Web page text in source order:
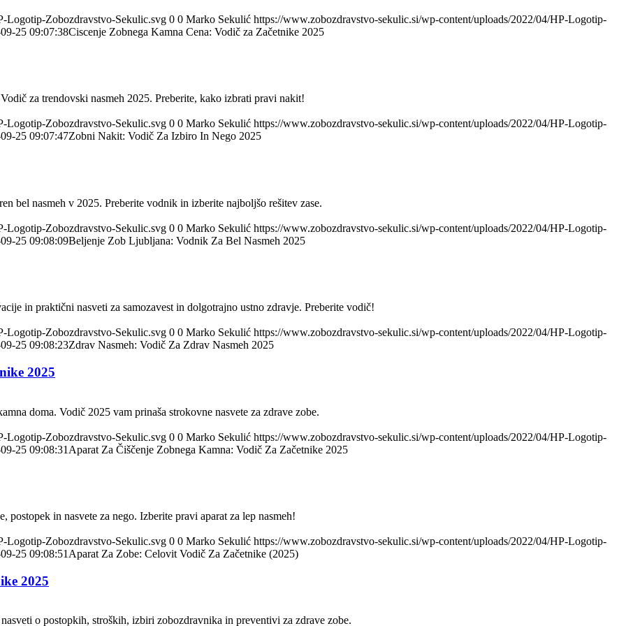
Logotip-Zobozdravstvo-Sekulic.svg 0 0 Marko Sekulić https://www.zobozdravstvo-sekulic.si/wp-content/uploads/2022/04/HP-Logotip-
25 09:07:38Ciscenje Zobnega Kamna Cena: Vodič za Začetnike 2025
za trendovski nasmeh 2025. Preberite, kako izbrati pravi nakit!
Logotip-Zobozdravstvo-Sekulic.svg 0 0 Marko Sekulić https://www.zobozdravstvo-sekulic.si/wp-content/uploads/2022/04/HP-Logotip-
25 09:07:47Zobni Nakit: Vodič Za Izbiro In Nego 2025
bel nasmeh v 2025. Preberite vodnik in izberite najboljšo rešitev zase.
Logotip-Zobozdravstvo-Sekulic.svg 0 0 Marko Sekulić https://www.zobozdravstvo-sekulic.si/wp-content/uploads/2022/04/HP-Logotip-
25 09:08:09Beljenje Zob Ljubljana: Vodnik Za Bel Nasmeh 2025
in praktični nasveti za samozavest in dolgotrajno ustno zdravje. Preberite vodič!
Logotip-Zobozdravstvo-Sekulic.svg 0 0 Marko Sekulić https://www.zobozdravstvo-sekulic.si/wp-content/uploads/2022/04/HP-Logotip-
25 09:08:23Zdrav Nasmeh: Vodič Za Zdrav Nasmeh 2025
2025
doma. Vodič 2025 vam prinaša strokovne nasvete za zdrave zobe.
Logotip-Zobozdravstvo-Sekulic.svg 0 0 Marko Sekulić https://www.zobozdravstvo-sekulic.si/wp-content/uploads/2022/04/HP-Logotip-
25 09:08:31 Aparat Za Čiščenje Zobnega Kamna: Vodič Za Začetnike 2025
in nasvete za nego. Izberite pravi aparat za lep nasmeh!
Logotip-Zobozdravstvo-Sekulic.svg 0 0 Marko Sekulić https://www.zobozdravstvo-sekulic.si/wp-content/uploads/2022/04/HP-Logotip-
25 09:08:51 Aparat Za Zobe: Celovit Vodič Za Začetnike (2025)
2025
o postopkih, stroških, izbiri zobozdravnika in preventivi za zdrave zobe.